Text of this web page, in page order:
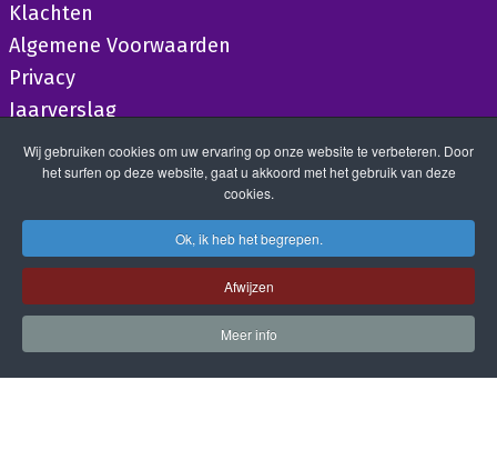
Klachten
Algemene Voorwaarden
Privacy
Jaarverslag
Wij gebruiken cookies om uw ervaring op onze website te verbeteren. Door
het surfen op deze website, gaat u akkoord met het gebruik van deze
cookies.
Ok, ik heb het begrepen.
Afwijzen
Meer info